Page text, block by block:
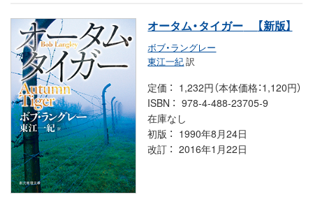
オータム・タイガー 【新版】
ボブ・ラングレー
東江一紀訳
定価
1,232円（本体価格：1,120円）
ISBN
978-4-488-23705-9
在庫なし
初版
1990年8月24日
改訂
2016年1月22日